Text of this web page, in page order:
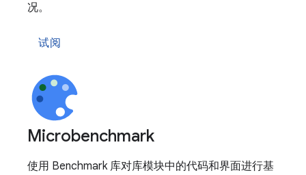
况。
试阅
Microbenchmark
使用 Benchmark 库对库模块中的代码和界面进行基